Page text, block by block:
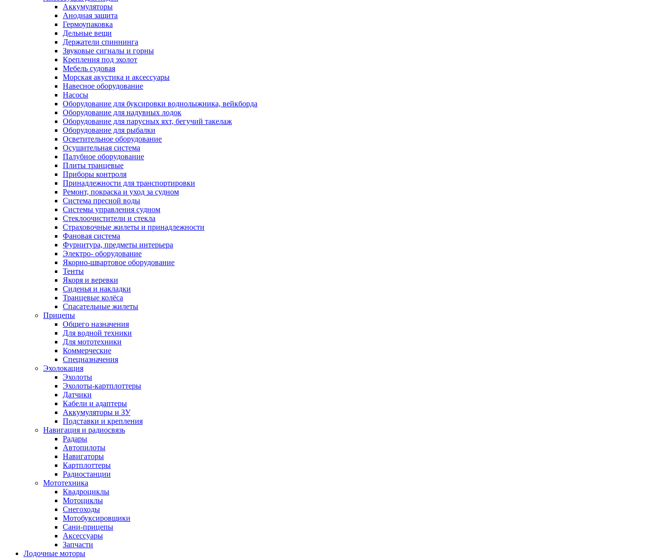
Аккумуляторы
Анодная защита
Гермоупаковка
Дельные вещи
Держатели спиннинга
Звуковые сигналы и горны
Крепления под эхолот
Мебель судовая
Морская акустика и аксессуары
Навесное оборудование
Насосы
Оборудование для буксировки воднолыжника, вейкборда
Оборудование для надувных лодок
Оборудование для парусных яхт, бегучий такелаж
Оборудование для рыбалки
Осветительное оборудование
Осушительная система
Палубное оборудование
Плиты транцевые
Приборы контроля
Принадлежности для транспортировки
Ремонт, покраска и уход за судном
Система пресной воды
Системы управления судном
Стеклоочистители и стекла
Страховочные жилеты и принадлежности
Фановая система
Фурнитура, предметы интерьера
Электро- оборудование
Якорно-швартовое оборудование
Тенты
Якоря и веревки
Сиденья и накладки
Транцевые колёса
Спасательные жилеты
Прицепы
Общего назначения
Для водной техники
Для мототехники
Коммерческие
Спецназначения
Эхолокация
Эхолоты
Эхолоты-картплоттеры
Датчики
Кабели и адаптеры
Аккумуляторы и ЗУ
Подставки и крепления
Навигация и радиосвязь
Радары
Автопилоты
Навигаторы
Картплоттеры
Радиостанции
Мототехника
Квадроциклы
Мотоциклы
Снегоходы
Мотобуксировщики
Сани-прицепы
Аксессуары
Запчасти
Лодочные моторы